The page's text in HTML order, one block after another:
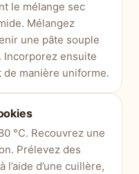
le mélange sec
Mélangez
une pâte souple
ensuite
manière uniforme.
°C. Recouvrez une
Prélevez des
d’une cuillère,